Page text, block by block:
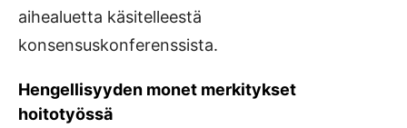
aihealuetta käsitelleestä
konsensuskonferenssista.
Hengellisyyden monet merkitykset
hoitotyössä